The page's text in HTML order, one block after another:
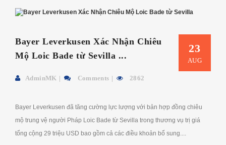
23
AUG
Bayer Leverkusen Xác Nhận Chiêu
Mộ Loic Bade từ Sevilla ...
AdminMK Comments 2862
Bayer Leverkusen đã tăng cường lực lượng với bản hợp đồng chiêu
mộ trung vệ người Pháp Loic Bade từ Sevilla trong thương vụ trị giá
tổng cộng 29 triệu USD bao gồm cả các điều khoản bổ sung....